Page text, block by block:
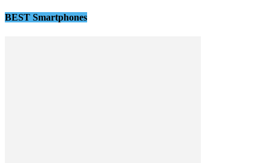
BEST Smartphones